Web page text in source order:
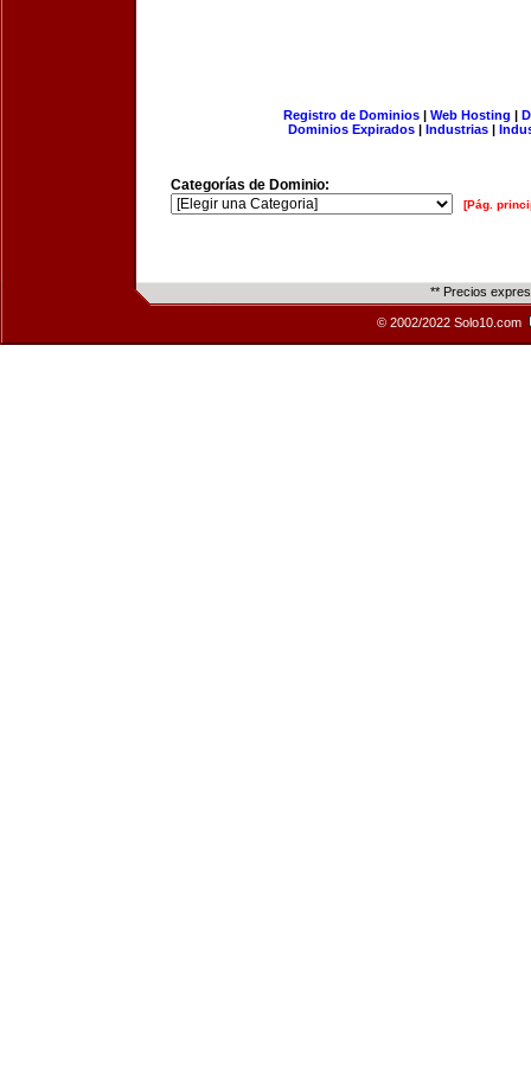
Registro de Dominios| Web Hosting |
Dominios Expirados | Industrias |
Categorías de Dominio:
[Pág.
** Precios
© 2002/2022 Solo10.com